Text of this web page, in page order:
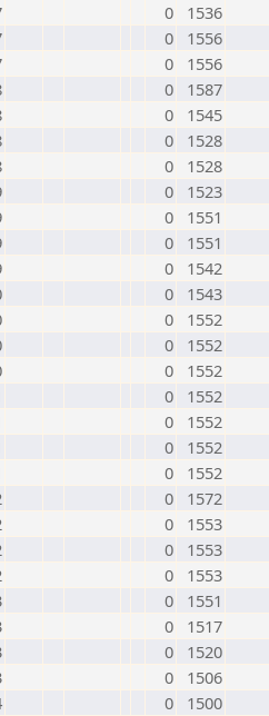
0
1536
0
1556
0
1556
0
1587
0
1545
0
1528
0
1528
0
1523
0
1551
0
1551
0
1542
0
1543
0
1552
0
1552
0
1552
0
1552
0
1552
0
1552
0
1552
0
1572
0
1553
0
1553
0
1553
0
1551
0
1517
0
1520
0
1506
0
1500